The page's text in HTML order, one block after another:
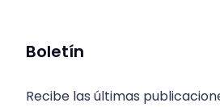
Boletín
Recibe las últimas